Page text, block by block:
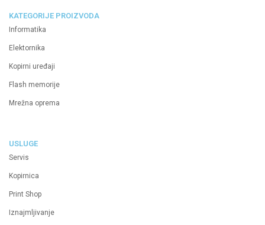
KATEGORIJE PROIZVODA
Informatika
Elektornika
Kopirni uređaji
Flash memorije
Mrežna oprema
USLUGE
Servis
Kopirnica
Print Shop
Iznajmljivanje